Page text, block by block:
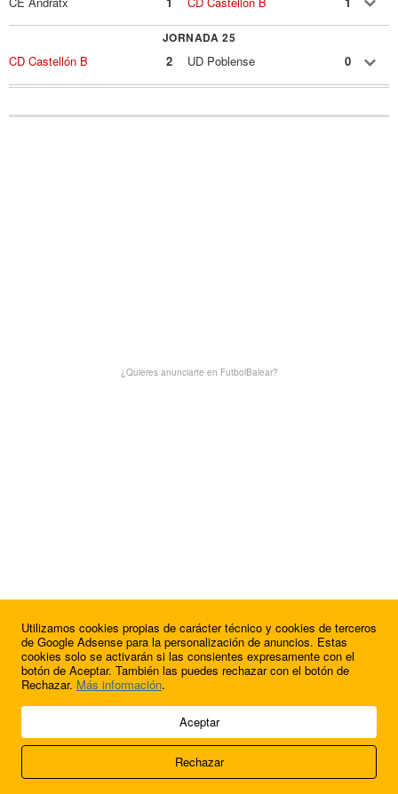
JORNADA 25
CD Castellón B 2 UD Poblense 0
¿Quieres anunciarte en FutbolBalear?
¿Quieres anunciarte en FutbolBalear?
© 2009 - 2026 Soluciones Corporativas IP, SL.
Acerca de nosotros
FútbolBalear
Utilizamos cookies propias de carácter técnico y cookies de terceros
de Google Adsense para la personalización de anuncios. Estas
cookies solo se activarán si las consientes expresamente con el
botón de Aceptar. También las puedes rechazar con el botón de
Rechazar. Más información.
Aceptar
Rechazar